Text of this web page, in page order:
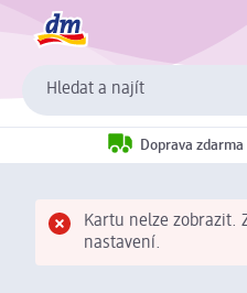
Hledat a najít
Doprava
Kartu nelze zobrazit.
nastavení.